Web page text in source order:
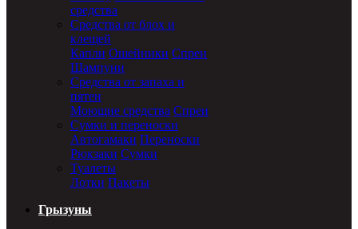
средства
Средства от блох и
клещей
Капли Ошейники Спреи
Шампуни
Средства от запаха и
пятен
Моющие средства Спреи
Сумки и переноски
Автогамаки Переноски
Рюкзаки Сумки
Туалеты
Лотки Пакеты
Грызуны